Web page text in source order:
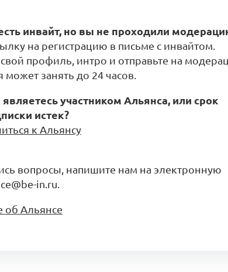
инвайт, но вы не проходили
на регистрацию в письме с инвайтом.
профиль, интро и отправьте на
занять до 24 часов.
участником Альянса, или срок
истек?
к Альянсу
вопросы, напишите нам на электронную
in.ru.
об Альянсе